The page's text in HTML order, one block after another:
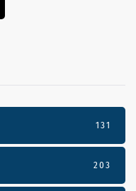
131
203